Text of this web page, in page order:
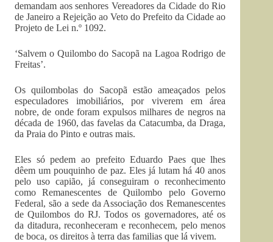
demandam aos senhores Vereadores da Cidade do Rio
de Janeiro a Rejeição ao Veto do Prefeito da Cidade ao
Projeto de Lei n.º 1092.
‘Salvem o Quilombo do Sacopã na Lagoa Rodrigo de
Freitas’.
Os quilombolas do Sacopã estão ameaçados pelos
especuladores imobiliários, por viverem em área
nobre, de onde foram expulsos milhares de negros na
década de 1960, das favelas da Catacumba, da Draga,
da Praia do Pinto e outras mais.
Eles só pedem ao prefeito Eduardo Paes que lhes
dêem um pouquinho de paz. Eles já lutam há 40 anos
pelo uso capião, já conseguiram o reconhecimento
como Remanescentes de Quilombo pelo Governo
Federal, são a sede da Associação dos Remanescentes
de Quilombos do RJ. Todos os governadores, até os
da ditadura, reconheceram e reconhecem, pelo menos
de boca, os direitos à terra das familias que lá vivem.